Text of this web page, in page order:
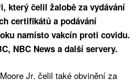
který čelil žalobě za vydávání
certifikátů a podávání
namísto vakcín proti covidu.
NBC News a další servery.
Jr. čelil také obvinění za